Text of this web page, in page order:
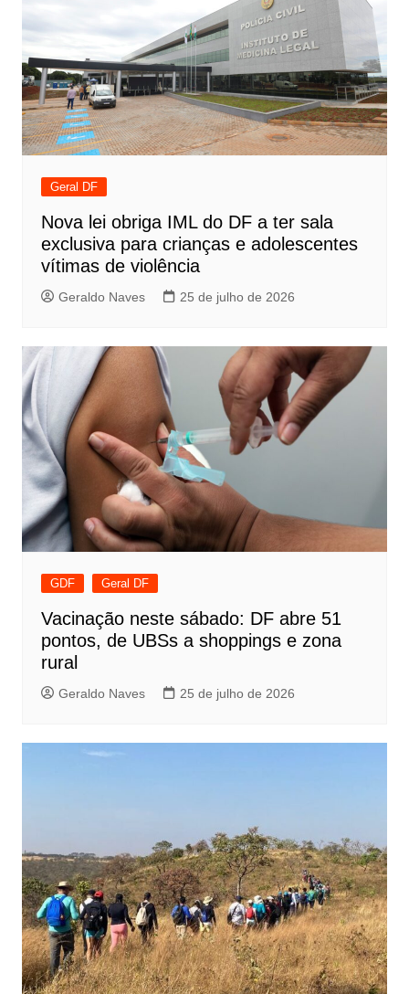
Geral DF
Nova lei obriga IML do DF a ter sala
exclusiva para crianças e adolescentes
vítimas de violência
Geraldo Naves 25 de julho de 2026
GDF Geral DF
Vacinação neste sábado: DF abre 51
pontos, de UBSs a shoppings e zona
rural
Geraldo Naves 25 de julho de 2026